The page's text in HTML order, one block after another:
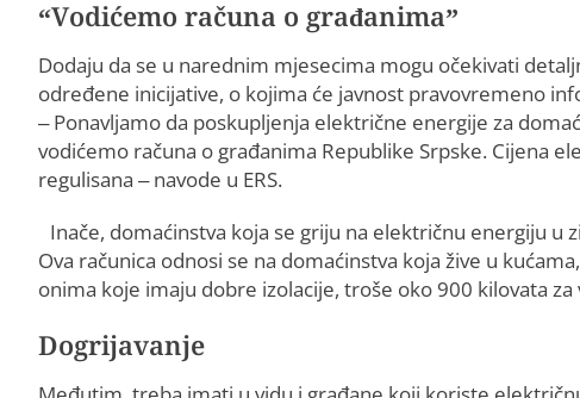
“Vodićemo računa o građanima”
Dodaju da se u narednim mjesecima mogu očekivati
određene inicijative, o kojima će javnost pravovremeno
– Ponavljamo da poskupljenja električne energije za
vodićemo računa o građanima Republike Srpske. Cijena
regulisana – navode u ERS.
Inače, domaćinstva koja se griju na električnu energiju
Ova računica odnosi se na domaćinstva koja žive u
onima koje imaju dobre izolacije, troše oko 900 kilovata
Dogrijavanje